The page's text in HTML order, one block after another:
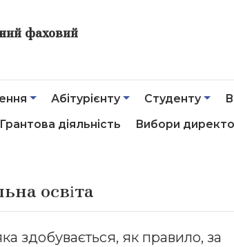
фаховий
Абітурієнту Студенту
Грантова діяльність Вибори
освіта
здобувається, як правило, за